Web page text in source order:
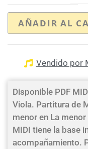
AÑADIR AL
Vendido por
Disponible PDF
Viola. Partitura de
menor en La
MIDI tiene la base
acompañamiento.